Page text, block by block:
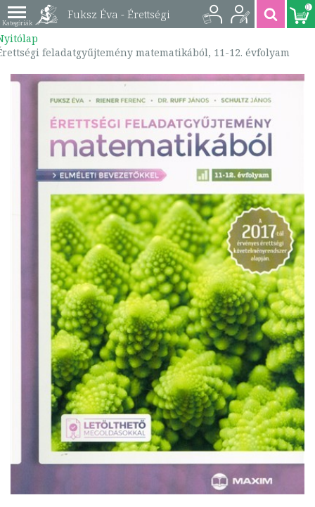
Fuksz Éva - Érettségi
matematikából, 11-12.
évfolyam |
9789632619248
0
feladatgyűjtemény matematikából, 11-12. évfolyam